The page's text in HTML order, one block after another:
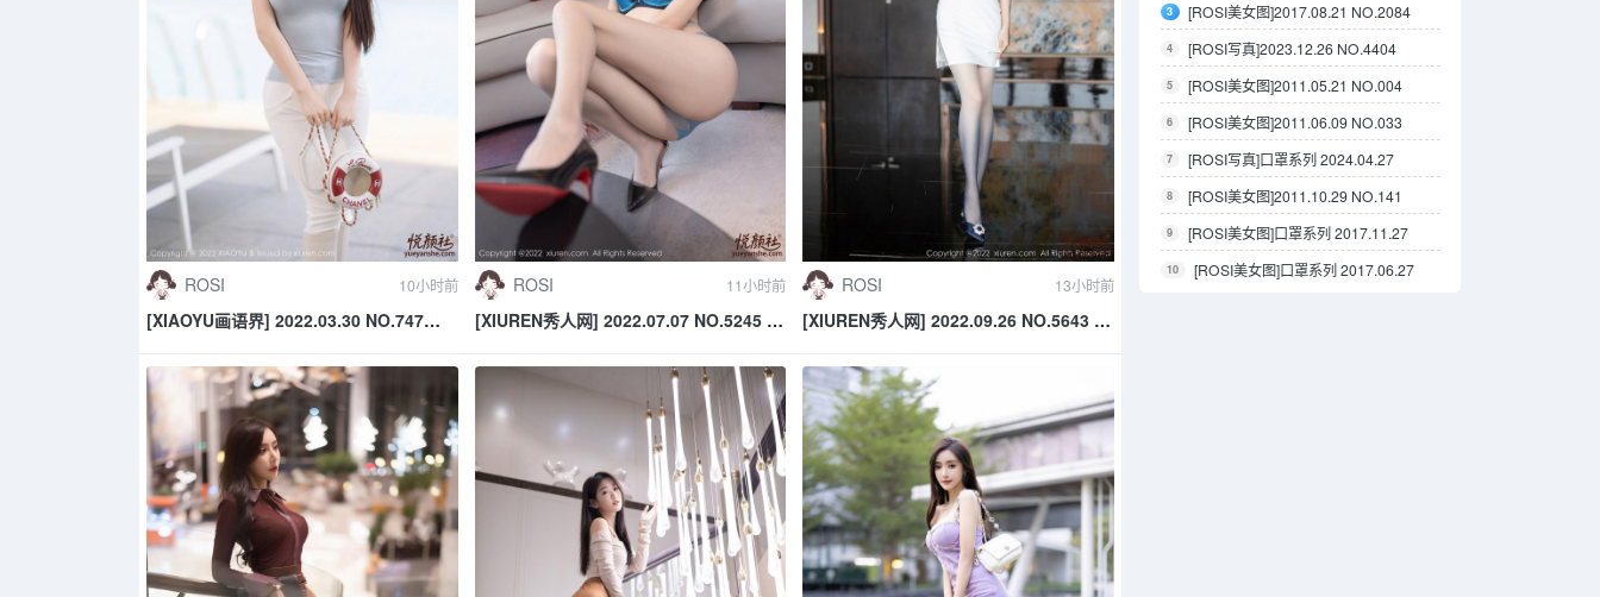
ROSI 10小时前
[XIAOYU画语界] 2022.03.30 NO.747
ROSI 11小时前
[XIUREN秀人网] 2022.07.07 NO.5245 陆
ROSI 13小时前
[XIUREN秀人网] 2022.09.26 NO.5643 徐
NO.593
3 [ROSI美女图]2017.08.21 NO.2084
4 [ROSI写真]2023.12.26 NO.4404
5 [ROSI美女图]2011.05.21 NO.004
6 [ROSI美女图]2011.06.09 NO.033
7
[ROSI写真]口罩系列 2024.04.27
NO.2876
8 [ROSI美女图]2011.10.29 NO.141
9
[ROSI美女图]口罩系列 2017.11.27
NO.533
10
[ROSI美女图]口罩系列 2017.06.27